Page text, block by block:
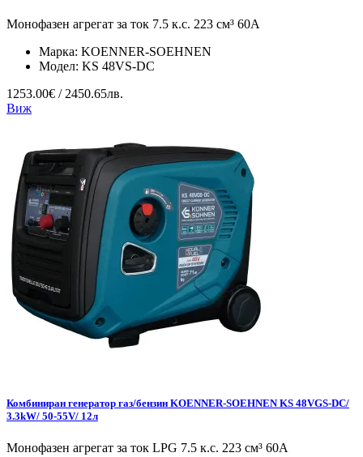
Монофазен агрегат за ток 7.5 к.с. 223 см³ 60А
Марка: KOENNER-SOEHNEN
Модел: KS 48VS-DC
1253.00€ / 2450.65лв.
Виж
Комбиниран генератор газ/бензин KOENNER-SOEHNEN KS 48VGS-DC/
3.3kW/ 50-55V/ 12л
Монофазен агрегат за ток LPG 7.5 к.с. 223 см³ 60А